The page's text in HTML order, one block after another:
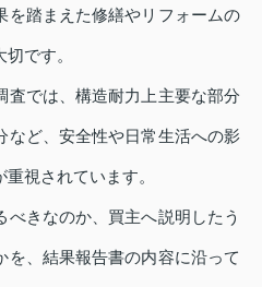
を踏まえた修繕やリフォームの
です。
査では、構造耐力上主要な部分
など、安全性や日常生活への影
視されています。
きなのか、買主へ説明したう
を、結果報告書の内容に沿って